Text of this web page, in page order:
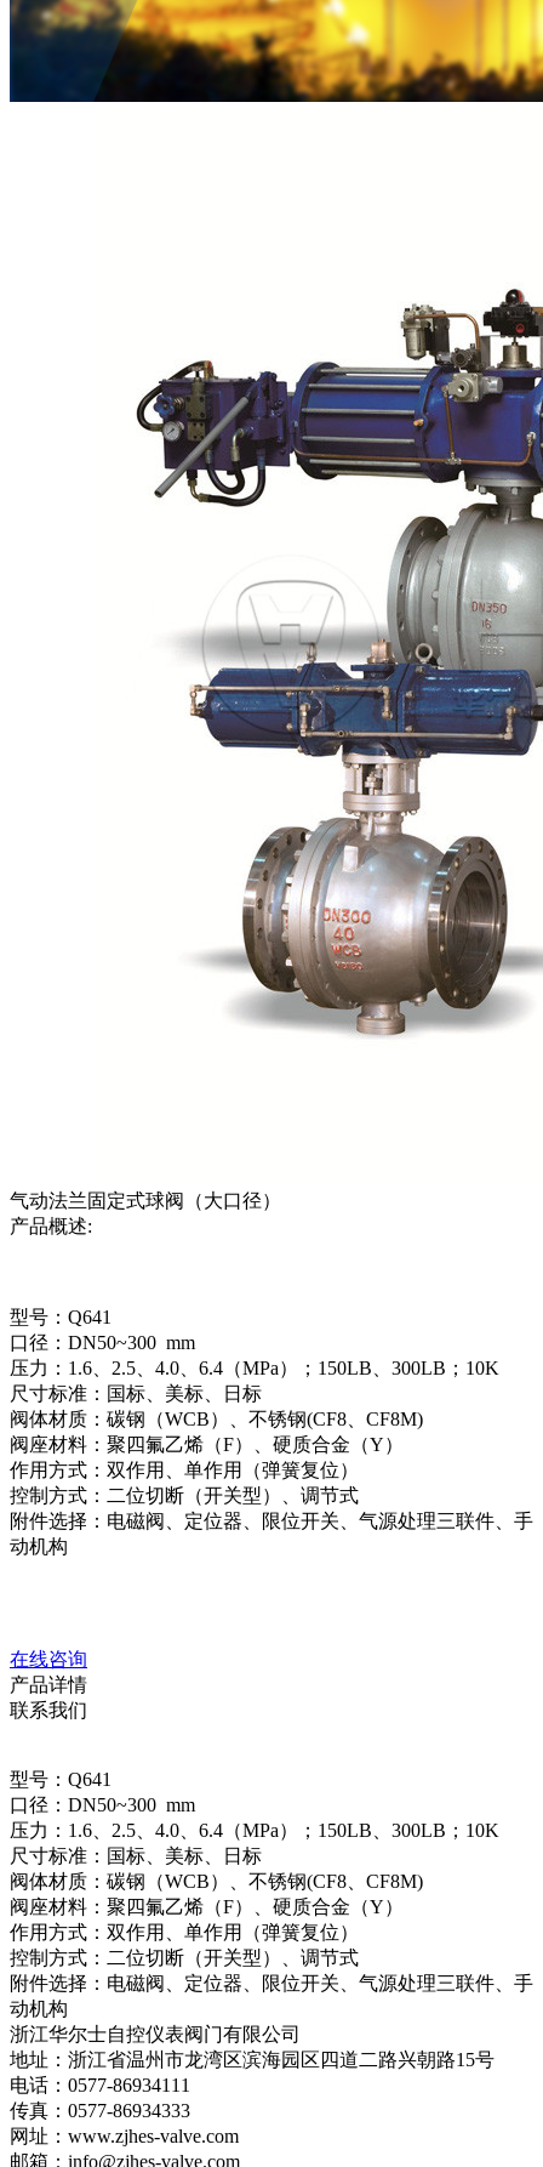
气动法兰固定式球阀（大口径）
产品概述:
型号：Q641
口径：DN50~300 mm
压力：1.6、2.5、4.0、6.4（MPa）；150LB、300LB；10K
尺寸标准：国标、美标、日标
阀体材质：碳钢（WCB）、不锈钢(CF8、CF8M)
阀座材料：聚四氟乙烯（F）、硬质合金（Y）
作用方式：双作用、单作用（弹簧复位）
控制方式：二位切断（开关型）、调节式
附件选择：电磁阀、定位器、限位开关、气源处理三联件、手
动机构
在线咨询
产品详情
联系我们
型号：Q641
口径：DN50~300 mm
压力：1.6、2.5、4.0、6.4（MPa）；150LB、300LB；10K
尺寸标准：国标、美标、日标
阀体材质：碳钢（WCB）、不锈钢(CF8、CF8M)
阀座材料：聚四氟乙烯（F）、硬质合金（Y）
作用方式：双作用、单作用（弹簧复位）
控制方式：二位切断（开关型）、调节式
附件选择：电磁阀、定位器、限位开关、气源处理三联件、手
动机构
浙江华尔士自控仪表阀门有限公司
地址：浙江省温州市龙湾区滨海园区四道二路兴朝路15号
电话：0577-86934111
传真：0577-86934333
网址：www.zjhes-valve.com
邮箱：info@zjhes-valve.com